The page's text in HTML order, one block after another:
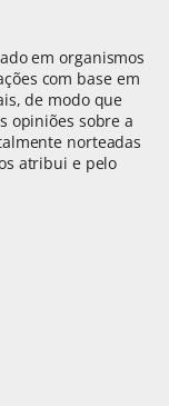
em organismos
com base em
de modo que
opiniões sobre a
norteadas
atribui e pelo